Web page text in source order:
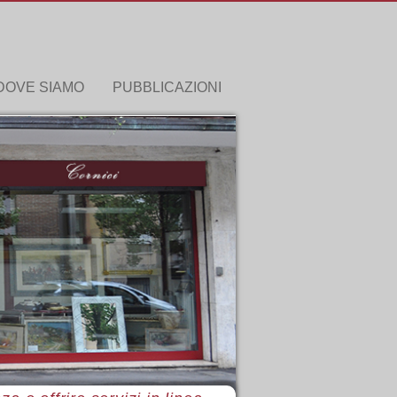
SIAMO PUBBLICAZIONI